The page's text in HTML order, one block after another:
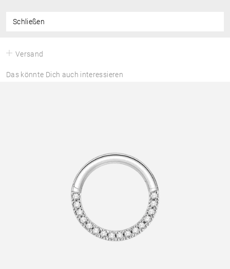
Schließen
Versand
Das könnte Dich auch interessieren